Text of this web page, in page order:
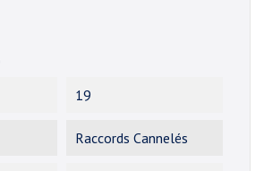
19
Raccords Cannelés